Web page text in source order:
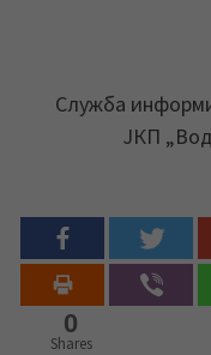
Служба
ЈКП
0
Shares